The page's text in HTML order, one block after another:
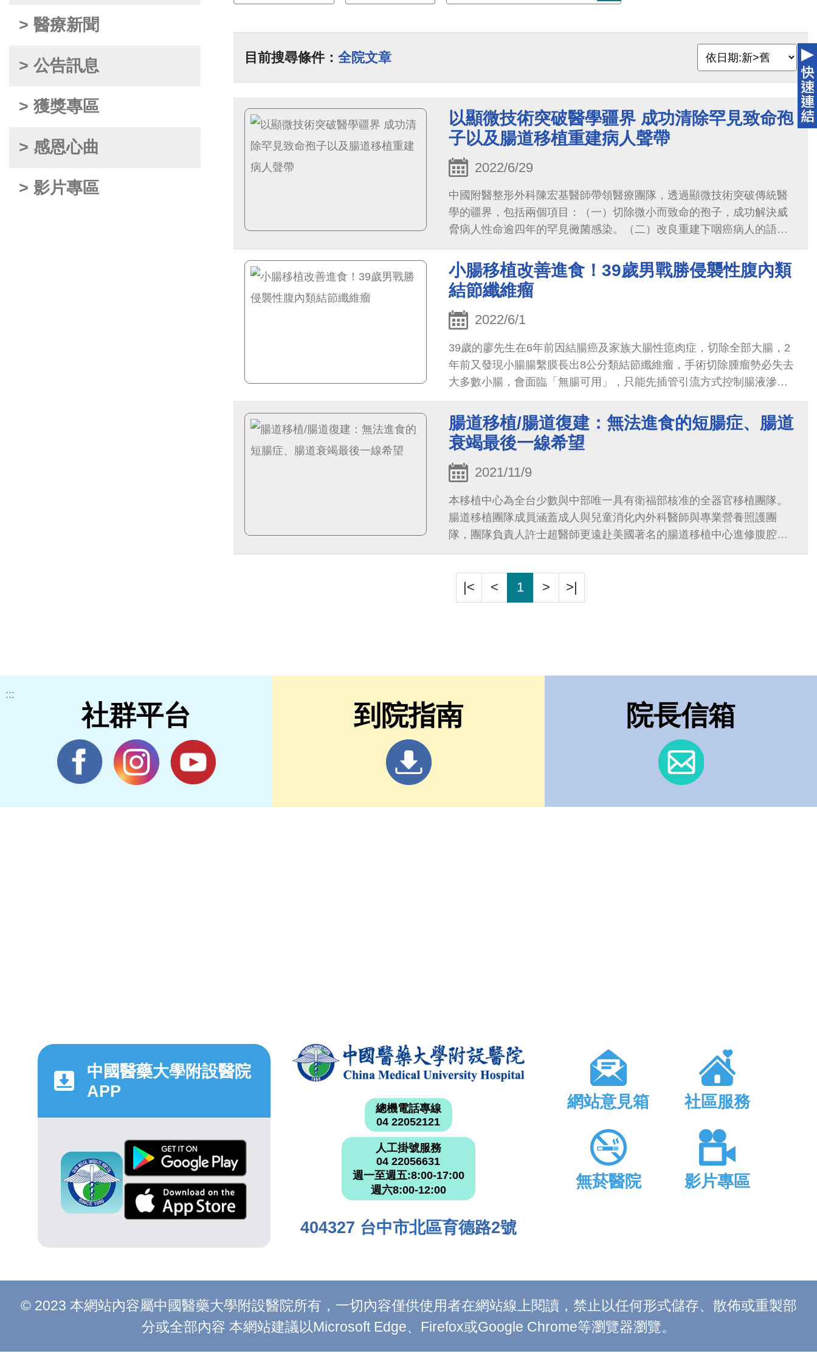
> 醫療新聞
> 公告訊息
> 獲獎專區
> 感恩心曲
> 影片專區
目前搜尋條件： 全院文章
以顯微技術突破醫學疆界 成功清除罕見致命孢
子以及腸道移植重建病人聲帶
2022/6/29
中國附醫整形外科陳宏基醫師帶領醫療團隊，透過顯微技術突破傳統醫
學的疆界，包括兩個項目：（一）切除微小而致命的孢子，成功解決威
脅病人性命逾四年的罕見黴菌感染。（二）改良重建下咽癌病人的語音
功能，用腸道移植重建發聲器時，經由神經吻合，把本來不受控制的平
滑肌變成可受控制的肌肉，成功改善病人的語音功能。
小腸移植改善進食！39歲男戰勝侵襲性腹內類
結節纖維瘤
2022/6/1
39歲的廖先生在6年前因結腸癌及家族大腸性瘜肉症，切除全部大腸，2
年前又發現小腸腸繫膜長出8公分類結節纖維瘤，手術切除腫瘤勢必失去
大多數小腸，會面臨「無腸可用」，只能先插管引流方式控制腸液滲漏
導致的腹內膿瘍，必須減少食量，導致體重減輕，所幸其主治醫師詢問
小腸移植團隊是否有小腸移植的機會，才為廖先生找到一絲曙光
腸道移植/腸道復建：無法進食的短腸症、腸道
衰竭最後一線希望
2021/11/9
本移植中心為全台少數與中部唯一具有衛福部核准的全器官移植團隊。
腸道移植團隊成員涵蓋成人與兒童消化內外科醫師與專業營養照護團
隊，團隊負責人許士超醫師更遠赴美國著名的腸道移植中心進修腹腔內
|< < 1 > >|
:::
社群平台 到院指南 院長信箱
中國醫藥大學附設醫院
APP
總機電話專線
04 22052121
人工掛號服務
04 22056631
週一至週五:8:00-17:00
週六8:00-12:00
404327 台中市北區育德路2號
網站意見箱 社區服務
無菸醫院 影片專區
© 2023 本網站內容屬中國醫藥大學附設醫院所有，一切內容僅供使用者在網站線上閱讀，禁止以任何形式儲存、散佈或重製部
分或全部內容 本網站建議以Microsoft Edge、Firefox或Google Chrome等瀏覽器瀏覽。